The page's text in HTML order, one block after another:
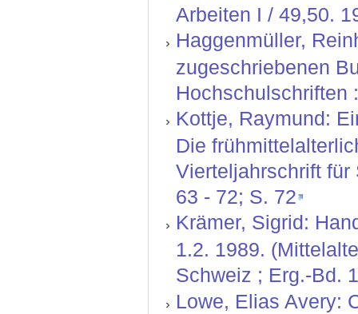
Arbeiten I / 49,50.
Haggenmüller,
zugeschriebenen
Hochschulschriften
Kottje, Raymund:
Die
Vierteljahrschrift für
63 - 72; S. 72
Krämer, Sigrid:
1.2. 1989.
Schweiz ; Erg.-Bd.
Lowe, Elias Avery: